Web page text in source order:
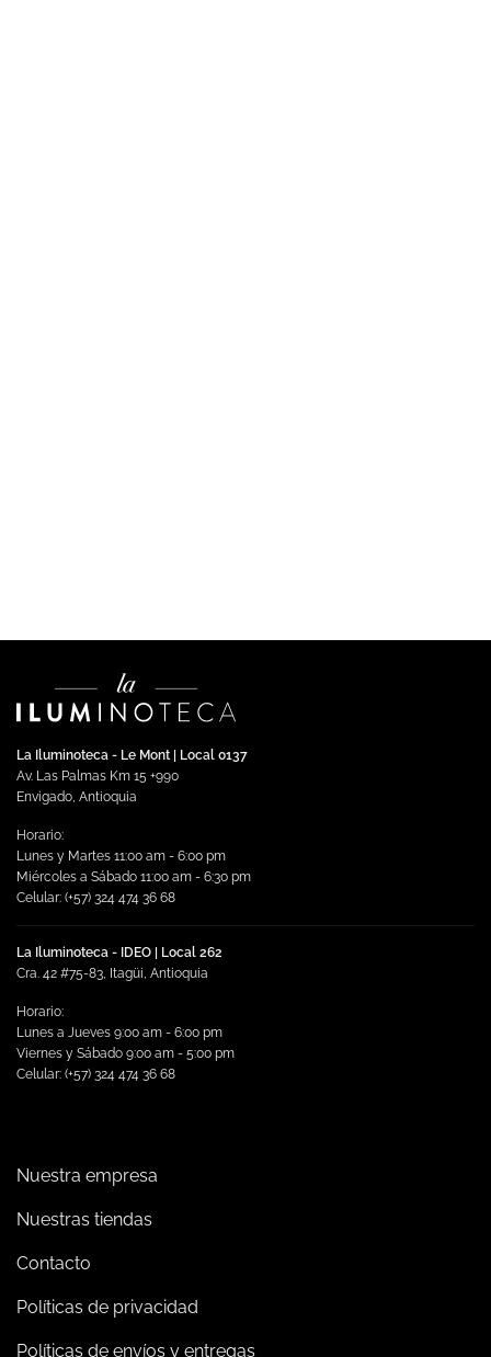
La Iluminoteca - Le Mont | Local 0137
Av. Las Palmas Km 15 +990
Envigado, Antioquia
Horario:
Lunes y Martes 11:00 am - 6:00 pm
Miércoles a Sábado 11:00 am - 6:30 pm
Celular: (+57) 324 474 36 68
La Iluminoteca - IDEO | Local 262
Cra. 42 #75-83, Itagüi, Antioquia
Horario:
Lunes a Jueves 9:00 am - 6:00 pm
Viernes y Sábado 9:00 am - 5:00 pm
Celular: (+57) 324 474 36 68
Nuestra empresa
Nuestras tiendas
Contacto
Políticas de privacidad
Políticas de envíos y entregas